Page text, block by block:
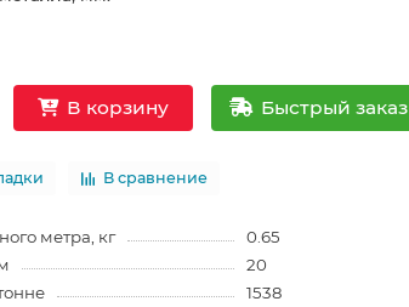
В корзину Быстрый заказ
В сравнение
метра, кг
0.65
20
1538